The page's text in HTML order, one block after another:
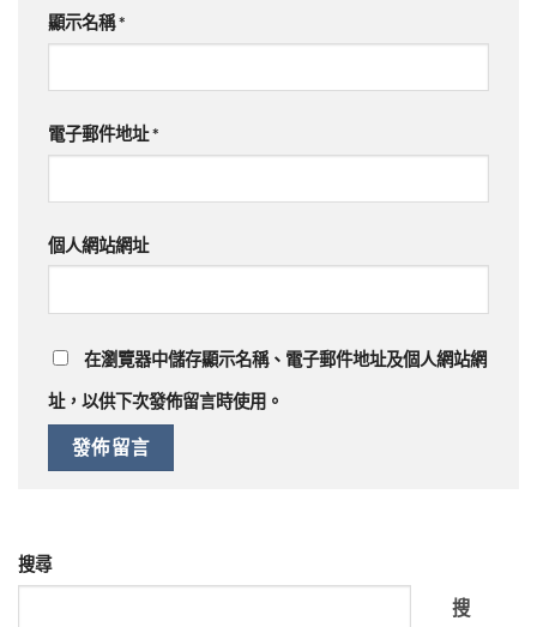
顯示名稱*
電子郵件地址*
個人網站網址
在瀏覽器中儲存顯示名稱、電子郵件地址及個人網站網
址，以供下次發佈留言時使用。
搜尋
搜